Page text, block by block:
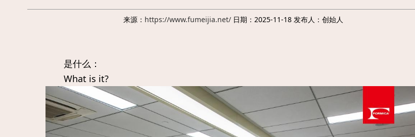
来源： https://www.fumeijia.net/ 日期：2025-11-18 发布人：创始人
是什么：
What is it?